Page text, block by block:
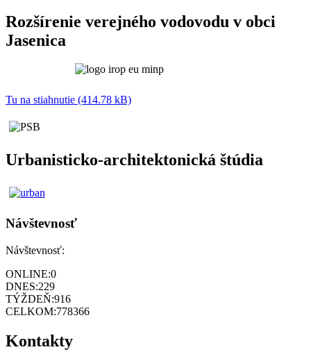
Rozšírenie verejného vodovodu v obci
Jasenica
Tu na stiahnutie (414.78 kB)
Urbanisticko-architektonická štúdia
Návštevnosť
Návštevnosť:
ONLINE:0
DNES:229
TÝŽDEŇ:916
CELKOM:778366
Kontakty